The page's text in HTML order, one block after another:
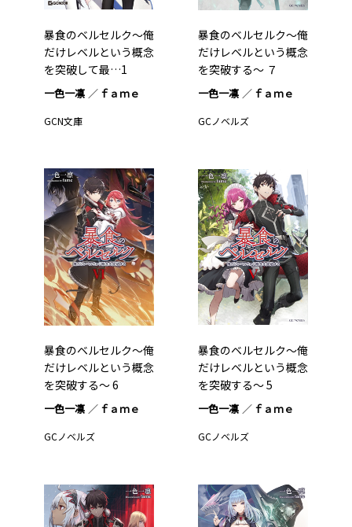
暴食のベルセルク～俺
だけレベルという概念
を突破して最…1
一色一凛 ｆａｍｅ
GCN文庫
暴食のベルセルク～俺
だけレベルという概念
を突破する～ ７
一色一凛 ｆａｍｅ
GCノベルズ
暴食のベルセルク～俺
だけレベルという概念
を突破する～ 6
一色一凛 ｆａｍｅ
GCノベルズ
暴食のベルセルク～俺
だけレベルという概念
を突破する～ 5
一色一凛 ｆａｍｅ
GCノベルズ